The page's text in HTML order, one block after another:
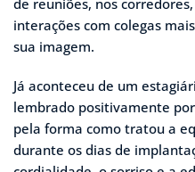
de reuniões, nos
interações com colegas
sua imagem.
Já aconteceu de um
lembrado positivamente
pela forma como tratou a
durante os dias de